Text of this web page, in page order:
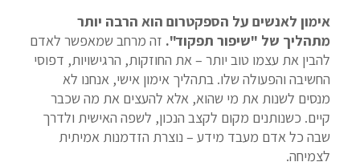
אימון לאנשים על הספקטרום הוא הרבה יותר
מתהליך של "שיפור תפקוד". זה מרחב שמאפשר לאדם
להבין את עצמו טוב יותר – את החוזקות, הרגישויות, דפוסי
החשיבה והפעולה שלו. בתהליך אימון אישי, אנחנו לא
מנסים לשנות את מי שהוא, אלא להעצים את מה שכבר
קיים. כשנותנים מקום לקצב הנכון, לשפה האישית ולדרך
שבה כל אדם מעבד מידע – נוצרת הזדמנות אמיתית
לצמיחה.